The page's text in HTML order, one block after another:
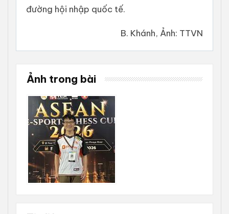
đường hội nhập quốc tế.
B. Khánh, Ảnh: TTVN
Ảnh trong bài